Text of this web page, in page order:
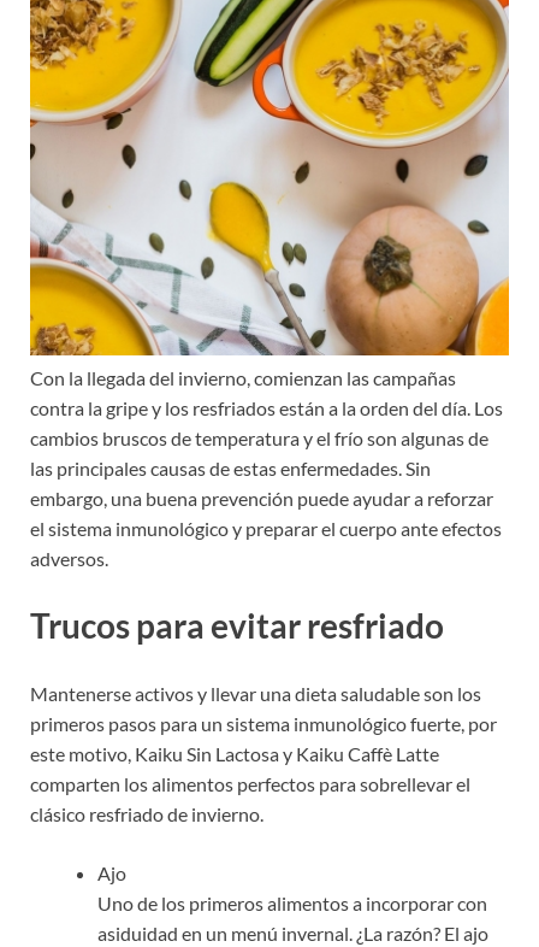
Con la llegada del invierno, comienzan las campañas
contra la gripe y los resfriados están a la orden del día. Los
cambios bruscos de temperatura y el frío son algunas de
las principales causas de estas enfermedades. Sin
embargo, una buena prevención puede ayudar a reforzar
el sistema inmunológico y preparar el cuerpo ante efectos
adversos.
Trucos para evitar resfriado
Mantenerse activos y llevar una dieta saludable son los
primeros pasos para un sistema inmunológico fuerte, por
este motivo, Kaiku Sin Lactosa y Kaiku Caffè Latte
comparten los alimentos perfectos para sobrellevar el
clásico resfriado de invierno.
Ajo
Uno de los primeros alimentos a incorporar con
asiduidad en un menú invernal. ¿La razón? El ajo